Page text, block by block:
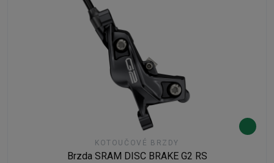
KOTOUČOVÉ BRZDY
Brzda SRAM DISC BRAKE G2 RS